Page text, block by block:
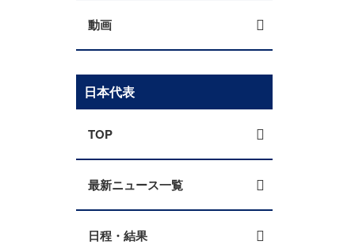
動画
日本代表
TOP
最新ニュース一覧
日程・結果